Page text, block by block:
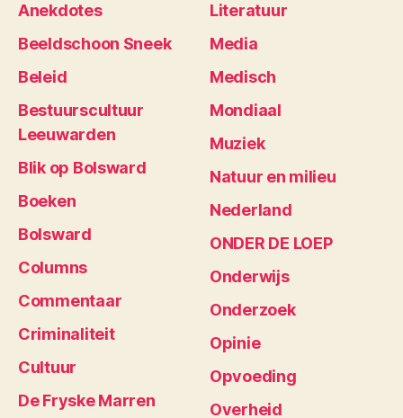
Anekdotes
Beeldschoon Sneek
Beleid
Bestuurscultuur
Leeuwarden
Blik op Bolsward
Boeken
Bolsward
Columns
Commentaar
Criminaliteit
Cultuur
De Fryske Marren
Literatuur
Media
Medisch
Mondiaal
Muziek
Natuur en milieu
Nederland
ONDER DE LOEP
Onderwijs
Onderzoek
Opinie
Opvoeding
Overheid